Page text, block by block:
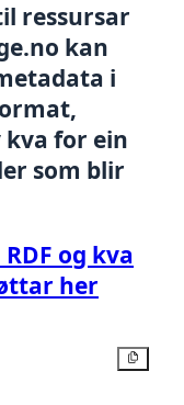
ressursar
kan
i
kva for ein
som blir
og kva
her